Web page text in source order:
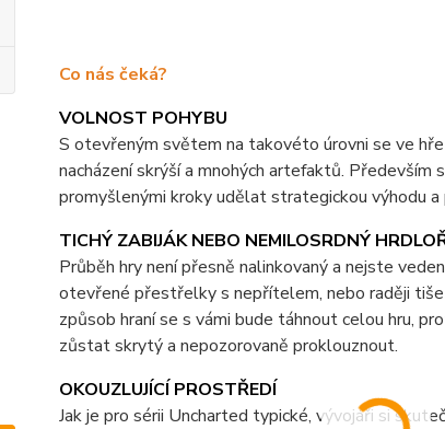
Co nás čeká?
VOLNOST POHYBU
S otevřeným světem na takovéto úrovni se ve
nacházení skrýší a mnohých artefaktů.
promyšlenými kroky udělat strategickou výhodu
TICHÝ ZABIJÁK NEBO NEMILOSRDNÝ
Průběh hry není přesně nalinkovaný a nejste
otevřené přestřelky s nepřítelem, nebo raději
způsob hraní se s vámi bude táhnout celou hru,
zůstat skrytý a nepozorovaně proklouznout.
OKOUZLUJÍCÍ PROSTŘEDÍ
Jak je pro sérii Uncharted typické, vývojáři si